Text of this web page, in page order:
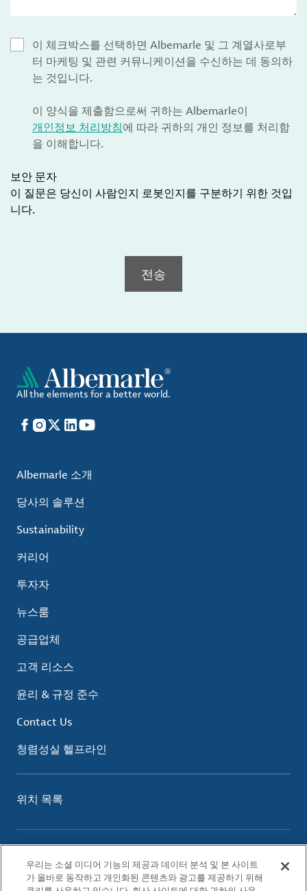
이 체크박스를 선택하면 Albemarle 및 그 계열사로부
터 마케팅 및 관련 커뮤니케이션을 수신하는 데 동의하
는 것입니다.
이 양식을 제출함으로써 귀하는 Albemarle이
개인정보 처리방침에 따라 귀하의 개인 정보를 처리함
을 이해합니다.
보안 문자
이 질문은 당신이 사람인지 로봇인지를 구분하기 위한 것입
니다.
전송
All the elements for a better world.
Facebook
Instagram
X LinkedIn
YouTube
Albemarle 소개
당사의 솔루션
Sustainability
커리어
투자자
뉴스룸
공급업체
고객 리소스
윤리 & 규정 준수
Contact Us
청렴성실 헬프라인
위치 목록
개인정보 보호 정책
쿠키 정책
우리는 소셜 미디어 기능의 제공과 데이터 분석 및 본 사이트
가 올바로 동작하고 개인화된 콘텐츠와 광고를 제공하기 위해